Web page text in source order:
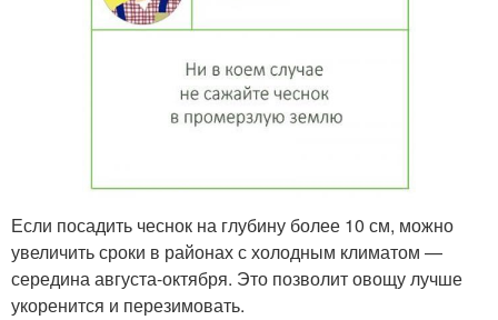
Если посадить чеснок на глубину более 10 см, можно
увеличить сроки в районах с холодным климатом —
середина августа-октября. Это позволит овощу лучше
укоренится и перезимовать.